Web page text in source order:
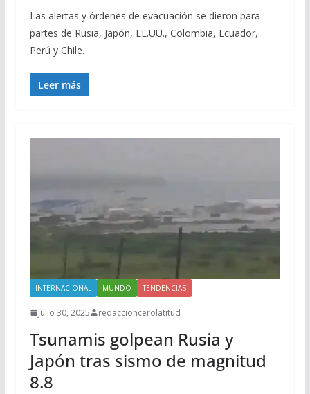
Las alertas y órdenes de evacuación se dieron para
partes de Rusia, Japón, EE.UU., Colombia, Ecuador,
Perú y Chile.
Leer más
INTERNACIONAL MUNDO TENDENCIAS
julio 30, 2025 redaccioncerolatitud
Tsunamis golpean Rusia y
Japón tras sismo de magnitud
8.8